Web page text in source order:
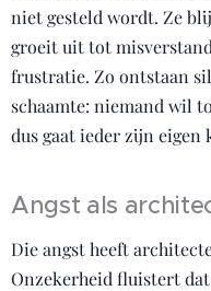
niet gesteld wordt. Ze
groeit uit tot
frustratie. Zo ontstaan
schaamte: niemand wil
dus gaat ieder zijn eigen
Angst als
Die angst heeft
Onzekerheid fluistert